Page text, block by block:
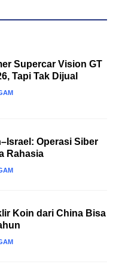
Supercar Vision GT
Tapi Tak Dijual
Operasi Siber
Rahasia
Koin dari China Bisa